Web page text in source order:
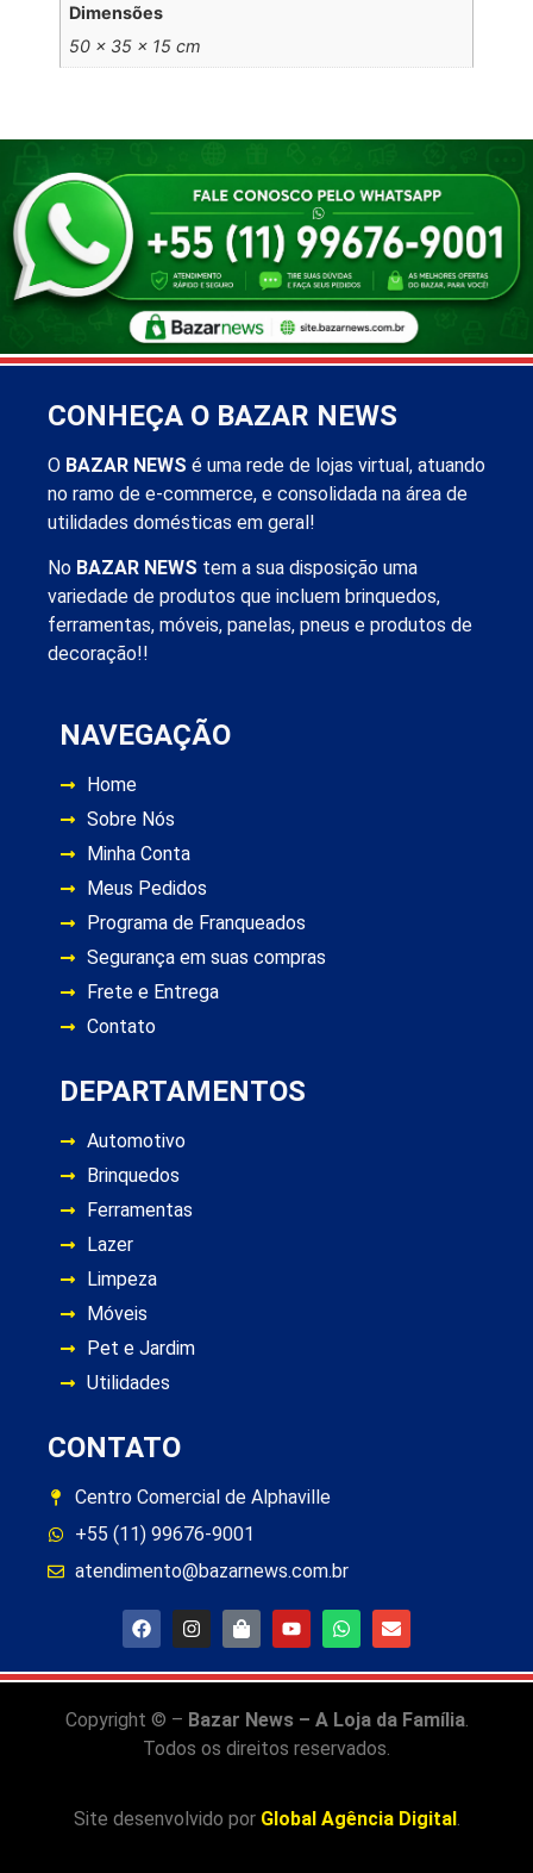
Dimensões
50 × 35 × 15 cm
CONHEÇA O BAZAR NEWS
O BAZAR NEWS é uma rede de lojas virtual, atuando
no ramo de e-commerce, e consolidada na área de
utilidades domésticas em geral!
No BAZAR NEWS tem a sua disposição uma
variedade de produtos que incluem brinquedos,
ferramentas, móveis, panelas, pneus e produtos de
decoração!!
NAVEGAÇÃO
Home
Sobre Nós
Minha Conta
Meus Pedidos
Programa de Franqueados
Segurança em suas compras
Frete e Entrega
Contato
DEPARTAMENTOS
Automotivo
Brinquedos
Ferramentas
Lazer
Limpeza
Móveis
Pet e Jardim
Utilidades
CONTATO
Centro Comercial de Alphaville
+55 (11) 99676-9001
atendimento@bazarnews.com.br
Copyright © – Bazar News – A Loja da Família.
Todos os direitos reservados.
Site desenvolvido por Global Agência Digital.